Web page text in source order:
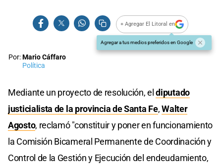
+ Agregar El Litoral en
Agregar a tus medios preferidos en Google
Por:Mario Cáffaro
Política
Mediante un proyecto de resolución, eldiputado
justicialista de la provincia de Santa Fe,Walter
Agosto, reclamó "constituir y poner en funcionamiento
la Comisión Bicameral Permanente de Coordinación y
Control de la Gestión y Ejecución del endeudamiento,